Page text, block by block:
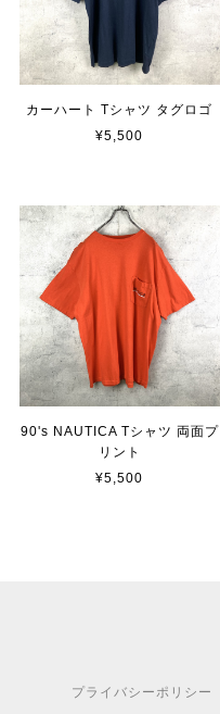
カーハート Tシャツ タグロゴ
¥5,500
90's NAUTICA Tシャツ 両面プ
リント
¥5,500
プライバシーポリシー